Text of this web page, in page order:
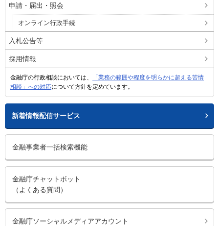
申請・届出・照会
オンライン行政手続
入札公告等
採用情報
金融庁の行政相談においては、
「業務の範囲や程度を明らかに超える苦情
相談」への対応について方針を定めています。
新着情報配信サービス
金融事業者一括検索機能
金融庁チャットボット
（よくある質問）
金融庁ソーシャルメディアアカウント